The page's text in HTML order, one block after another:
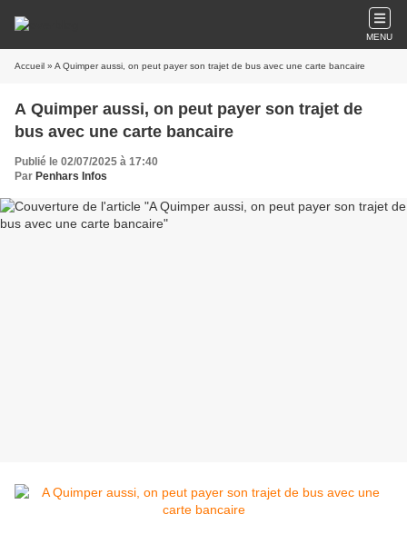
MENU
Accueil » A Quimper aussi, on peut payer son trajet de bus avec une carte bancaire
A Quimper aussi, on peut payer son trajet de
bus avec une carte bancaire
Publié le 02/07/2025 à 17:40
Par Penhars Infos